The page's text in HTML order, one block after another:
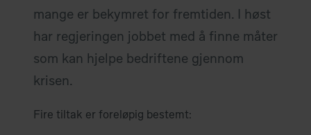
mange er bekymret for fremtiden. I høst
har regjeringen jobbet med å finne måter
som kan hjelpe bedriftene gjennom
krisen.
Fire tiltak er foreløpig bestemt: